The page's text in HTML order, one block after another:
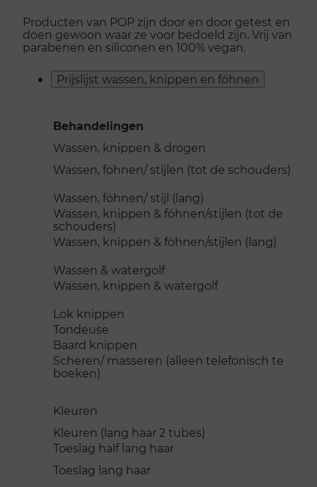
Producten van POP zijn door en door getest en
doen gewoon waar ze voor bedoeld zijn. Vrij van
parabenen en siliconen en 100% vegan.
Prijslijst wassen, knippen en föhnen
Behandelingen
Wassen, knippen &
Wassen, föhnen/ stijlen (tot de schouders)
Wassen, föhnen/ stijl (lang)
Wassen, knippen & föhnen/stijlen (tot de
schouders)
Wassen, knippen & föhnen/stijlen (lang)
Wassen &
Wassen, knippen & watergolf
Lok knippen
Tondeuse
Baard knippen
Scheren/ masseren (alleen telefonisch te
boeken)
Kleuren
Kleuren (lang haar 2 tubes)
Toeslag half lang haar
Toeslag lang haar